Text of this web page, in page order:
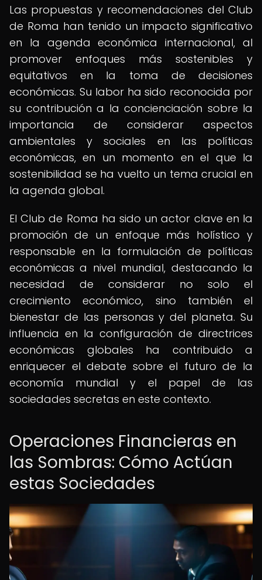
Las propuestas y recomendaciones del Club
de Roma han tenido un impacto significativo
en la agenda económica internacional, al
promover enfoques más sostenibles y
equitativos en la toma de decisiones
económicas. Su labor ha sido reconocida por
su contribución a la concienciación sobre la
importancia de considerar aspectos
ambientales y sociales en las políticas
económicas, en un momento en el que la
sostenibilidad se ha vuelto un tema crucial en
la agenda global.
El Club de Roma ha sido un actor clave en la
promoción de un enfoque más holístico y
responsable en la formulación de políticas
económicas a nivel mundial, destacando la
necesidad de considerar no solo el
crecimiento económico, sino también el
bienestar de las personas y del planeta. Su
influencia en la configuración de directrices
económicas globales ha contribuido a
enriquecer el debate sobre el futuro de la
economía mundial y el papel de las
sociedades secretas en este contexto.
Operaciones Financieras en
las Sombras: Cómo Actúan
estas Sociedades